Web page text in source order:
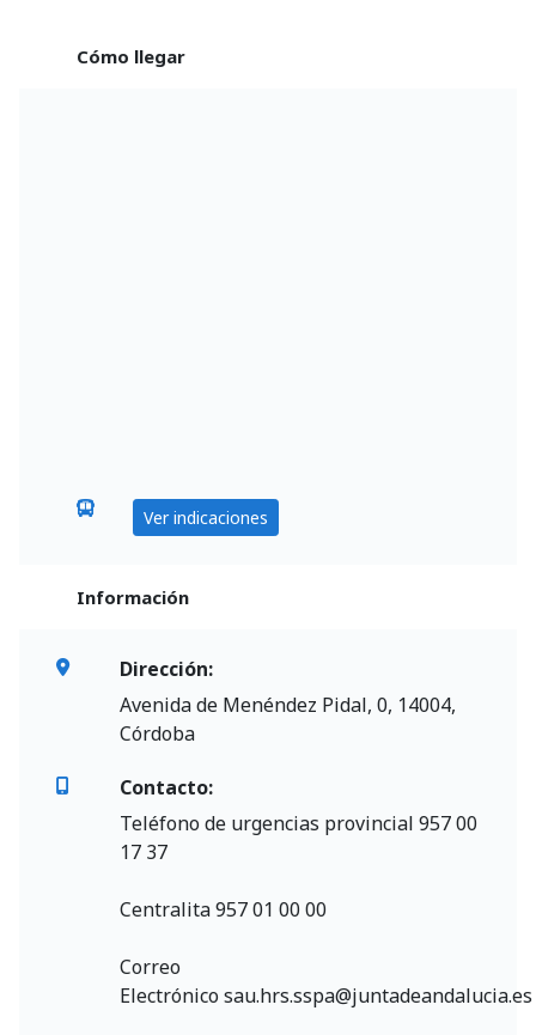
Cómo llegar
Ver indicaciones
Información
Dirección:
Avenida de Menéndez Pidal, 0, 14004,
Córdoba
Contacto:
Teléfono de urgencias provincial 957 00
17 37
Centralita 957 01 00 00
Correo
Electrónico sau.hrs.sspa@juntadeandalucia.es